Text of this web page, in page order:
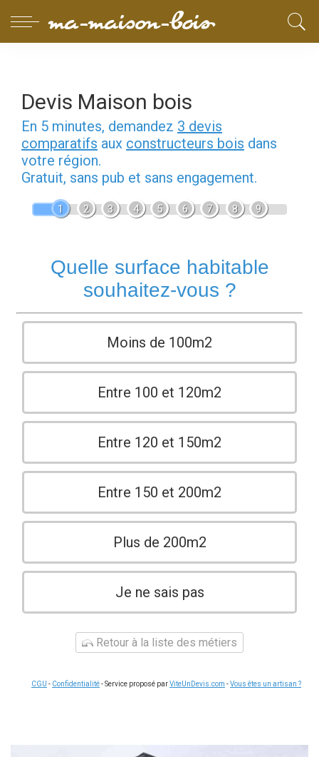
Devis Maison bois
En 5 minutes, demandez 3 devis
comparatifs aux constructeurs bois dans
votre région.
Gratuit, sans pub et sans engagement.
1 2 3 4 5 6 7 8 9
Quelle surface habitable
souhaitez-vous ?
Moins de 100m2
Entre 100 et 120m2
Entre 120 et 150m2
Entre 150 et 200m2
Plus de 200m2
Je ne sais pas
Retour à la liste des métiers
CGU - Confidentialité- Service proposé parViteUnDevis.com -Vous êtes un artisan ?